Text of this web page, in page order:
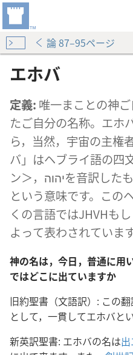
論 87–95ページ
エホバ
定義: 唯一まことの神
たご自分の名称。エホ
ら，当然，宇宙の主権
バ」はヘブライ語の四
ン＞，יהוהを音訳したもので，「彼はならせる」
という意味です。この
くの言語ではJHVHも
よって表わされています
神の名は，今日，普通に用
ではどこに出ていますか
旧約聖書（文語訳）: この翻
として，一貫してエホバと
新英訳聖書: エホバの名は